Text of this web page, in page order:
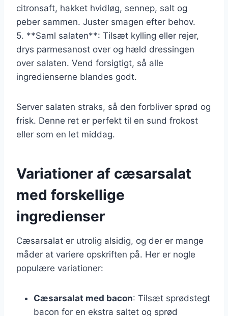
citronsaft, hakket hvidløg, sennep, salt og
peber sammen. Juster smagen efter behov.
5. **Saml salaten**: Tilsæt kylling eller rejer,
drys parmesanost over og hæld dressingen
over salaten. Vend forsigtigt, så alle
ingredienserne blandes godt.
Server salaten straks, så den forbliver sprød og
frisk. Denne ret er perfekt til en sund frokost
eller som en let middag.
Variationer af cæsarsalat
med forskellige
ingredienser
Cæsarsalat er utrolig alsidig, og der er mange
måder at variere opskriften på. Her er nogle
populære variationer:
Cæsarsalat med bacon: Tilsæt sprødstegt
bacon for en ekstra saltet og sprød